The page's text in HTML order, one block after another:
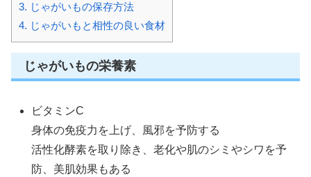
3. じゃがいもの保存方法
4. じゃがいもと相性の良い食材
じゃがいもの栄養素
ビタミンC
身体の免疫力を上げ、風邪を予防する
活性化酵素を取り除き、老化や肌のシミやシワを予
防、美肌効果もある